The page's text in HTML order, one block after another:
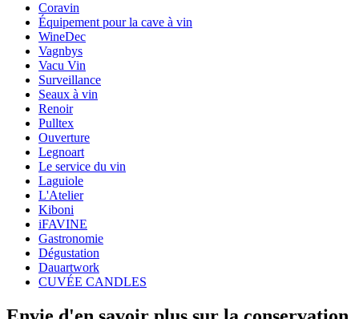
Général
Fabricant
Dimensions (LxHxP cm)
Poids (kg)0.3
Hauteur (cm)
Largeur (cm)
Profondeur (cm)
wine accessories
Status When Soldout
Coravin
Équipement pour la cave à vin
WineDec
Vagnbys
Vacu Vin
Surveillance
Seaux à vin
Renoir
Pulltex
Ouverture
Legnoart
Le service du vin
Laguiole
L'Atelier
Kiboni
iFAVINE
Gastronomie
Dégustation
Dauartwork
CUVÉE CANDLES